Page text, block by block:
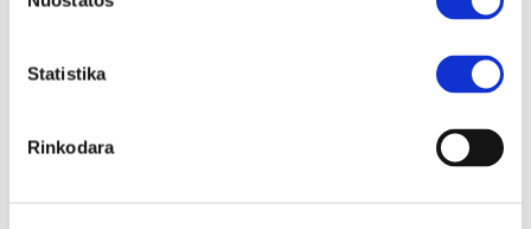
Statistika
Rinkodara